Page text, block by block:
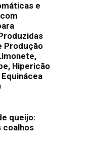
e
Produção
Hipericão
queijo:
coalhos